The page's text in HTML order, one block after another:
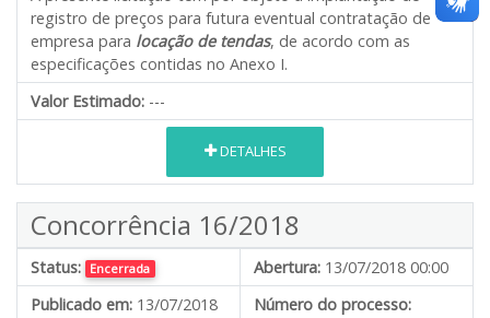
registro de preços para futura eventual contratação de
empresa para locação de tendas, de acordo com as
especificações contidas no Anexo I.
Valor Estimado: ---
DETALHES
Concorrência 16/2018
Status: Encerrada Abertura: 13/07/2018 00:00
Publicado em: 13/07/2018
Número do processo: